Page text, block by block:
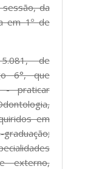
sessão, da
em 1º de
de
6°, que
- praticar
em
externo,